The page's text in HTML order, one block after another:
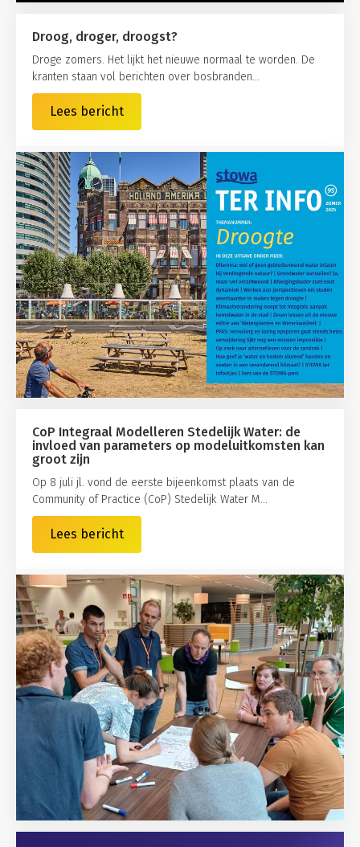
Droog, droger, droogst?
Droge zomers. Het lijkt het nieuwe normaal te worden. De
kranten staan vol berichten over bosbranden...
Lees bericht
CoP Integraal Modelleren Stedelijk Water: de
invloed van parameters op modeluitkomsten kan
groot zijn
Op 8 juli jl. vond de eerste bijeenkomst plaats van de
Community of Practice (CoP) Stedelijk Water M...
Lees bericht